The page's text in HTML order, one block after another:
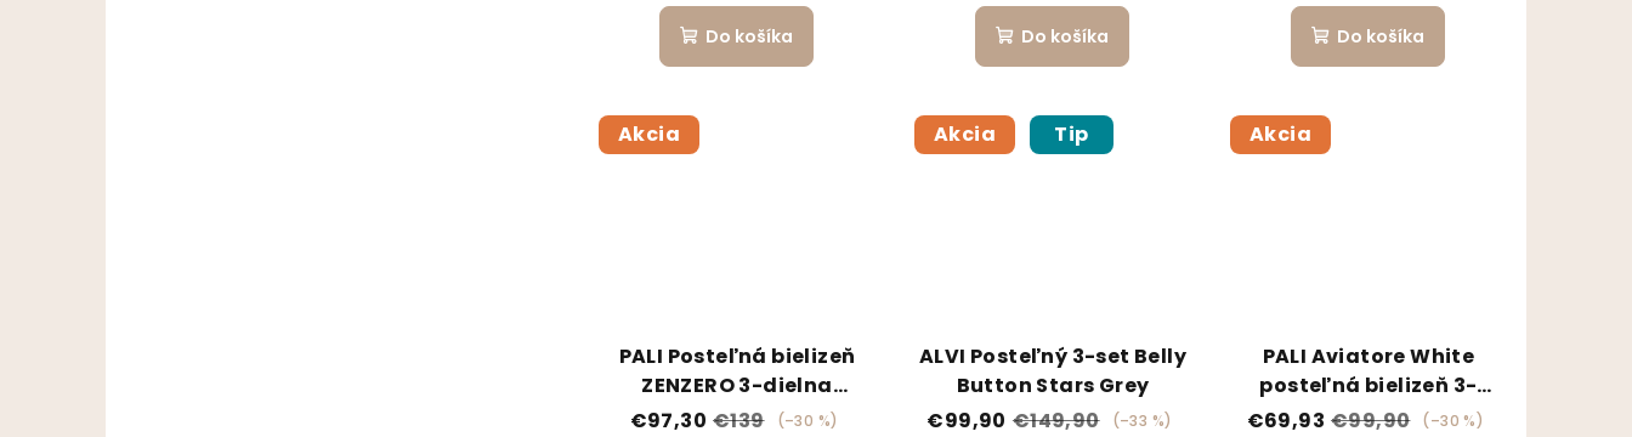
Do košíka Do košíka Do košíka
Akcia
PALI Posteľná bielizeň
ZENZERO 3-dielna
súprava light blue
€97,30 €139 (–30 %)
Akcia Tip
ALVI Posteľný 3-set Belly
Button Stars Grey
€99,90 €149,90 (–33 %)
Akcia
PALI Aviatore White
posteľná bielizeň 3-
dielny set
€69,93 €99,90 (–30 %)